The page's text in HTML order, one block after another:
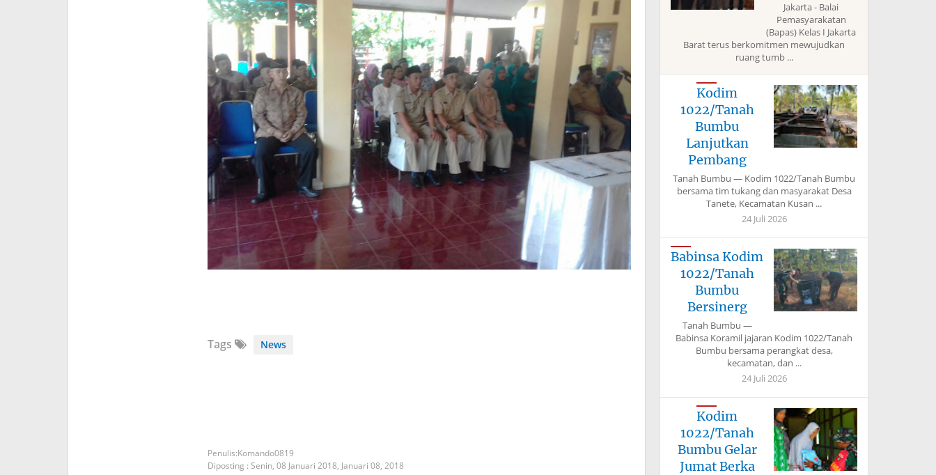
Tags News
Komando0819
Diposting : Senin, 08 Januari 2018, Januari 08, 2018
Jakarta - Balai
Pemasyarakatan
(Bapas) Kelas I Jakarta
Barat terus berkomitmen mewujudkan
ruang tumb ...
Kodim
1022/Tanah
Bumbu
Lanjutkan
Pembang
Tanah Bumbu — Kodim 1022/Tanah Bumbu
bersama tim tukang dan masyarakat Desa
Tanete, Kecamatan Kusan ...
24 Juli 2026
Babinsa Kodim
1022/Tanah
Bumbu
Bersinerg
Tanah Bumbu —
Babinsa Koramil jajaran Kodim 1022/Tanah
Bumbu bersama perangkat desa,
kecamatan, dan ...
24 Juli 2026
Kodim
1022/Tanah
Bumbu Gelar
Jumat Berka